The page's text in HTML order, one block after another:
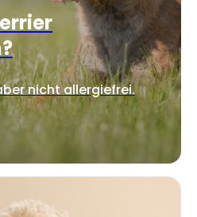
nicht allergiefrei.